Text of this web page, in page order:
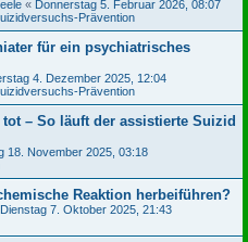
« Donnerstag 5. Februar 2026, 08:07
Prävention
für ein psychiatrisches
4. Dezember 2025, 12:04
Prävention
– So läuft der assistierte Suizid
18. November 2025, 03:18
Reaktion herbeiführen?
Dienstag 7. Oktober 2025, 21:43